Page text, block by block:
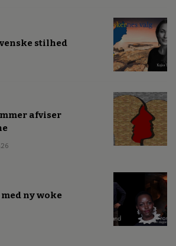
stilhed
afviser
ny woke